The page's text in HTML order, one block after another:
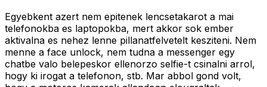
Egyebkent azert nem epitenek lencsetakarot a mai
telefonokba es laptopokba, mert akkor sok ember
aktivalna es nehez lenne pillanatfelvetelt kesziteni. Nem
menne a face unlock, nem tudna a messenger egy
chatbe valo belepeskor ellenorzo selfie-t csinalni arrol,
hogy ki irogat a telefonon, stb. Mar abbol gond volt,